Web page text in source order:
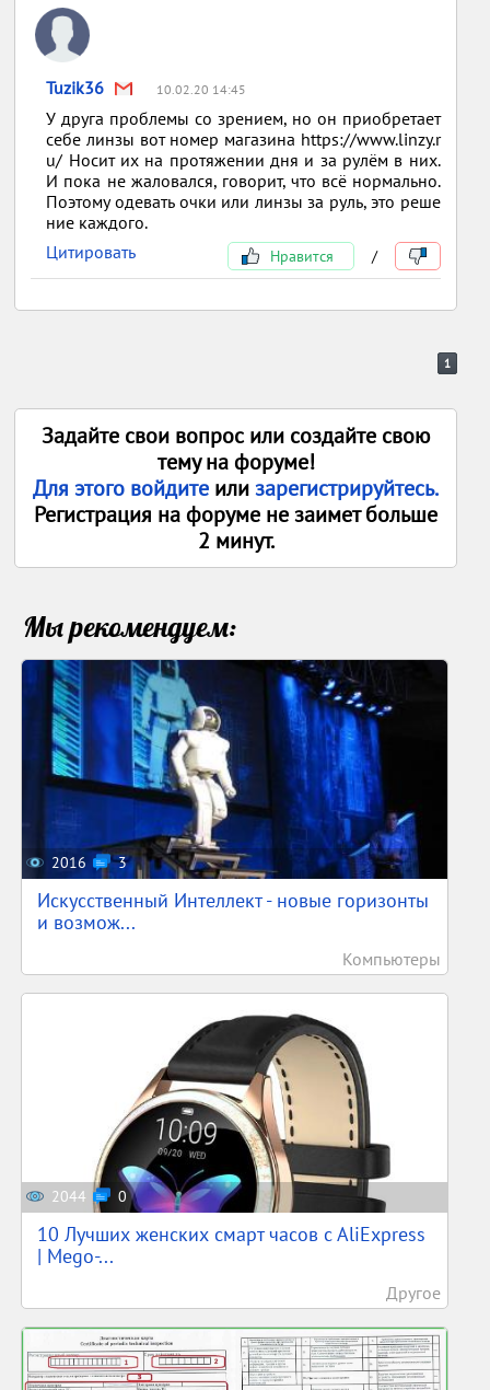
Tuzik36 10.02.20 14:45
У друга проблемы со зрением, но он приобретает
себе линзы вот номер магазина https://www.linzy.r
u/ Носит их на протяжении дня и за рулём в них.
И пока не жаловался, говорит, что всё нормально.
Поэтому одевать очки или линзы за руль, это реше
ние каждого.
Цитировать
Нравится /
1
Задайте свои вопрос или создайте свою
тему на форуме!
Для этого войдите илизарегистрируйтесь.
Регистрация на форуме не заимет больше
2 минут.
Мы рекомендуем:
2016 3
Искусственный Интеллект - новые горизонты
и возмож...
Компьютеры
2044 0
10 Лучших женских смарт часов c AliExpress
| Mego-...
Другое